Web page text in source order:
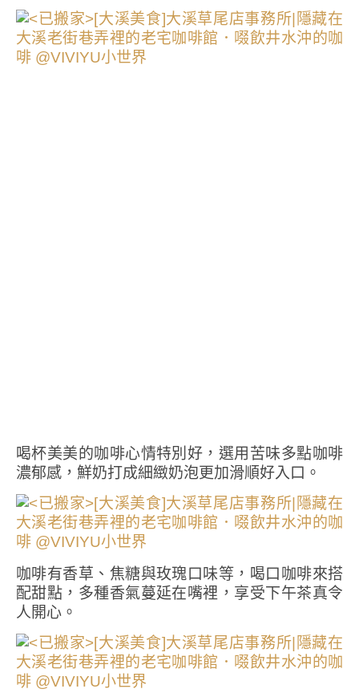
喝杯美美的咖啡心情特別好，選用苦味多點咖啡
濃郁感，鮮奶打成細緻奶泡更加滑順好入口。
咖啡有香草、焦糖與玫瑰口味等，喝口咖啡來搭
配甜點，多種香氣蔓延在嘴裡，享受下午茶真令
人開心。